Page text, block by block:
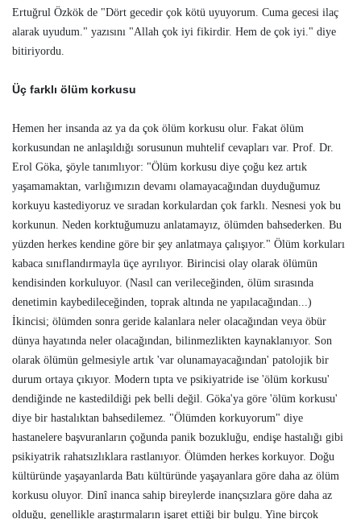
Ertuğrul Özkök de "Dört gecedir çok kötü uyuyorum. Cuma gecesi ilaç
alarak uyudum." yazısını "Allah çok iyi fikirdir. Hem de çok iyi." diye
bitiriyordu.
Üç farklı ölüm korkusu
Hemen her insanda az ya da çok ölüm korkusu olur. Fakat ölüm
korkusundan ne anlaşıldığı sorusunun muhtelif cevapları var. Prof. Dr.
Erol Göka, şöyle tanımlıyor: "Ölüm korkusu diye çoğu kez artık
yaşamamaktan, varlığımızın devamı olamayacağından duyduğumuz
korkuyu kastediyoruz ve sıradan korkulardan çok farklı. Nesnesi yok bu
korkunun. Neden korktuğumuzu anlatamayız, ölümden bahsederken. Bu
yüzden herkes kendine göre bir şey anlatmaya çalışıyor." Ölüm korkuları
kabaca sınıflandırmayla üçe ayrılıyor. Birincisi olay olarak ölümün
kendisinden korkuluyor. (Nasıl can verileceğinden, ölüm sırasında
denetimin kaybedileceğinden, toprak altında ne yapılacağından...)
İkincisi; ölümden sonra geride kalanlara neler olacağından veya öbür
dünya hayatında neler olacağından, bilinmezlikten kaynaklanıyor. Son
olarak ölümün gelmesiyle artık 'var olunamayacağından' patolojik bir
durum ortaya çıkıyor. Modern tıpta ve psikiyatride ise 'ölüm korkusu'
dendiğinde ne kastedildiği pek belli değil. Göka'ya göre 'ölüm korkusu'
diye bir hastalıktan bahsedilemez. "Ölümden korkuyorum" diye
hastanelere başvuranların çoğunda panik bozukluğu, endişe hastalığı gibi
psikiyatrik rahatsızlıklara rastlanıyor. Ölümden herkes korkuyor. Doğu
kültüründe yaşayanlarda Batı kültüründe yaşayanlara göre daha az ölüm
korkusu oluyor. Dinî inanca sahip bireylerde inançsızlara göre daha az
olduğu, genellikle araştırmaların işaret ettiği bir bulgu. Yine birçok